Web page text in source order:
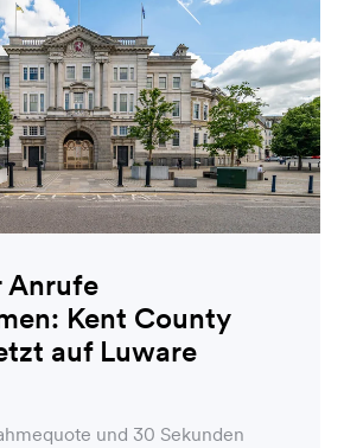
Anrufe
Kent County
auf Luware
und 30 Sekunden